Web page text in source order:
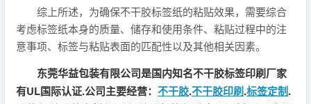
综上所述，为确保不干胶标签纸的粘贴效果，需要综合
考虑标签纸本身的质量、储存和使用条件、粘贴过程中的注
意事项、标签与粘贴表面的匹配性以及其他相关因素。
东莞华益包装有限公司是国内知名不干胶标签印刷厂家
有UL国际认证.公司主要经营： 不干胶.不干胶印刷.标签定制.